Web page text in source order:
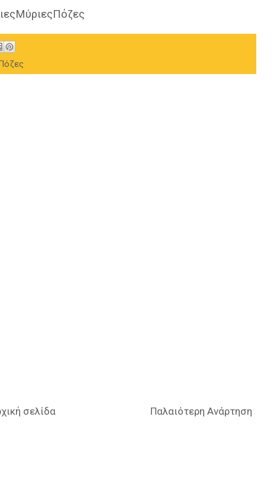
Παλαιότερη Ανάρτηση
σελίδα